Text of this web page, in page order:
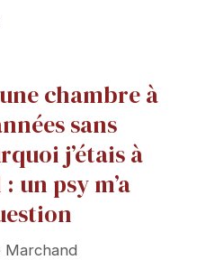
chambre à
sans
j’étais à
un psy m’a
Marchand